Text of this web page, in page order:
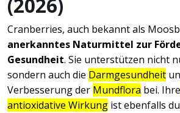
(2026)
Cranberries, auch bekannt als
anerkanntes Naturmittel zur
Gesundheit. Sie unterstützen nicht
sondern auch die Darmgesundheit
Verbesserung der Mundflora bei. Ihre
antioxidative Wirkung ist ebenfalls